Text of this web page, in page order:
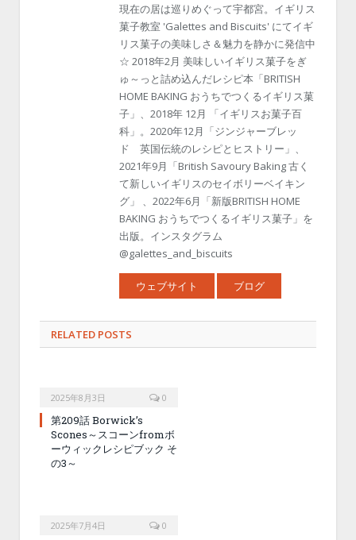
現在の居は巡りめぐって宇都宮。イギリス
菓子教室 'Galettes and Biscuits' にてイギ
リス菓子の美味しさ＆魅力を静かに発信中
☆ 2018年2月 美味しいイギリス菓子をぎ
ゅ～っと詰め込んだレシピ本「BRITISH
HOME BAKING おうちでつくるイギリス菓
子」、2018年 12月 「イギリスお菓子百
科」。2020年12月「ジンジャーブレッ
ド 英国伝統のレシピとヒストリー」、
2021年9月「British Savoury Baking 古く
て新しいイギリスのセイボリーベイキン
グ」 、2022年6月「新版BRITISH HOME
BAKING おうちでつくるイギリス菓子」を
出版。インスタグラム
@galettes_and_biscuits
ウェブサイト ブログ
RELATED POSTS
2025年8月3日 0
第209話 Borwick’s
Scones～スコーンfromボ
ーウィックレシピブック そ
の3～
2025年7月4日 0